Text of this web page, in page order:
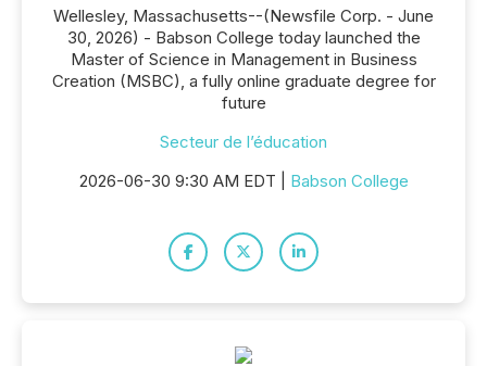
Wellesley, Massachusetts--(Newsfile Corp. - June
30, 2026) - Babson College today launched the
Master of Science in Management in Business
Creation (MSBC), a fully online graduate degree for
future
Secteur de l’éducation
2026-06-30 9:30 AM EDT | Babson College